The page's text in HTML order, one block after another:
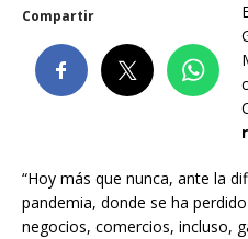
Compartir
“Hoy más que nunca, ante la
pandemia, donde se ha
negocios, comercios, incluso,